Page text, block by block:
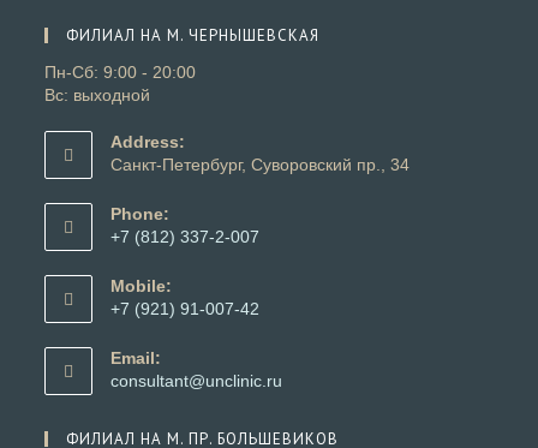
вкладке
ФИЛИАЛ НА М. ЧЕРНЫШЕВСКАЯ
Пн-Сб: 9:00 - 20:00
Вс: выходной
Address:
Санкт-Петербург, Суворовский пр., 34
Phone:
+7 (812) 337-2-007
в
вашем
Mobile:
+7 (921) 91-007-42
в
вашем
Email:
consultant@unclinic.ru
ФИЛИАЛ НА М. ПР. БОЛЬШЕВИКОВ